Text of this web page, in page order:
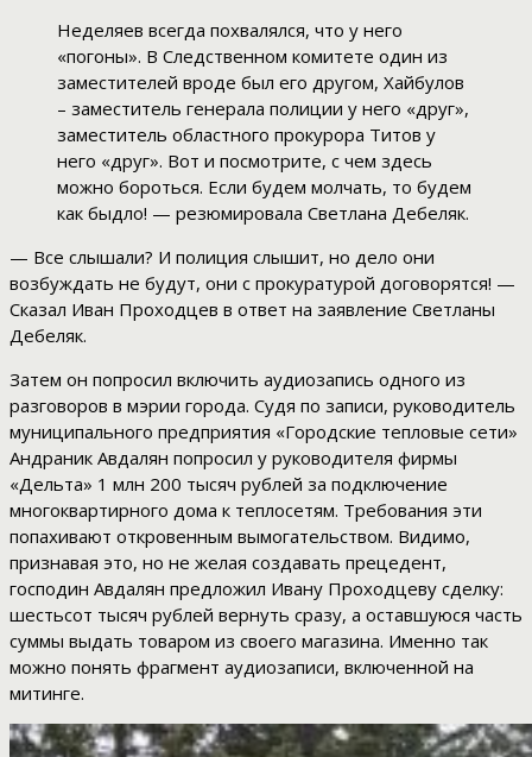
Неделяев всегда похвалялся, что у него
«погоны». В Следственном комитете один из
заместителей вроде был его другом, Хайбулов
– заместитель генерала полиции у него «друг»,
заместитель областного прокурора Титов у
него «друг». Вот и посмотрите, с чем здесь
можно бороться. Если будем молчать, то будем
как быдло! — резюмировала Светлана Дебеляк.
— Все слышали? И полиция слышит, но дело они
возбуждать не будут, они с прокуратурой договорятся! —
Сказал Иван Проходцев в ответ на заявление Светланы
Дебеляк.
Затем он попросил включить аудиозапись одного из
разговоров в мэрии города. Судя по записи, руководитель
муниципального предприятия «Городские тепловые сети»
Андраник Авдалян попросил у руководителя фирмы
«Дельта» 1 млн 200 тысяч рублей за подключение
многоквартирного дома к теплосетям. Требования эти
попахивают откровенным вымогательством. Видимо,
признавая это, но не желая создавать прецедент,
господин Авдалян предложил Ивану Проходцеву сделку:
шестьсот тысяч рублей вернуть сразу, а оставшуюся часть
суммы выдать товаром из своего магазина. Именно так
можно понять фрагмент аудиозаписи, включенной на
митинге.